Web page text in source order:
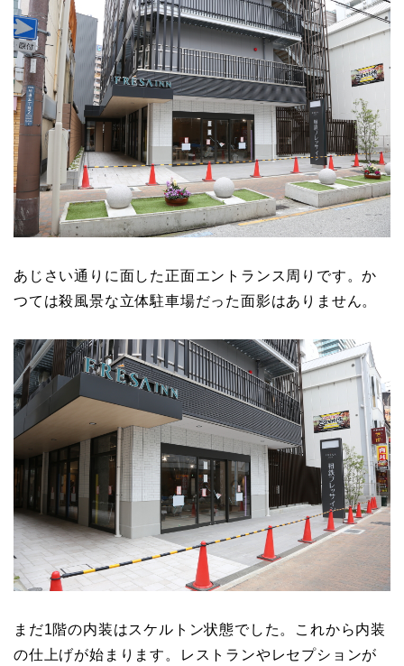
あじさい通りに面した正面エントランス周りです。か
つては殺風景な立体駐車場だった面影はありません。
まだ1階の内装はスケルトン状態でした。これから内装
の仕上げが始まります。レストランやレセプションが